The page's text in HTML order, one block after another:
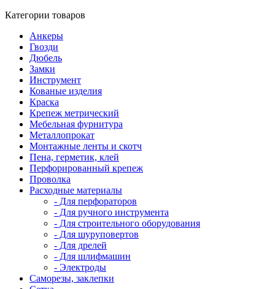
Категории товаров
Анкеры
Гвозди
Дюбель
Замки
Инструмент
Кованые изделия
Краска
Крепеж метрический
Мебельная фурнитура
Металлопрокат
Монтажные ленты и скотч
Пена, герметик, клей
Перфорированный крепеж
Проволка
Расходные материалы
- Для перфораторов
- Для ручного инструмента
- Для строительного оборудования
- Для шуруповертов
- Для дрелей
- Для шлифмашин
- Электроды
Саморезы, заклепки